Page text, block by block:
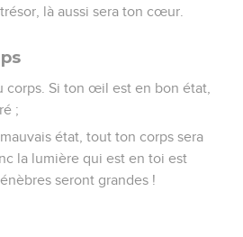
là aussi sera ton cœur.
corps. Si ton œil est en bon état,
;
état, tout ton corps sera
la lumière qui est en toi est
seront grandes !